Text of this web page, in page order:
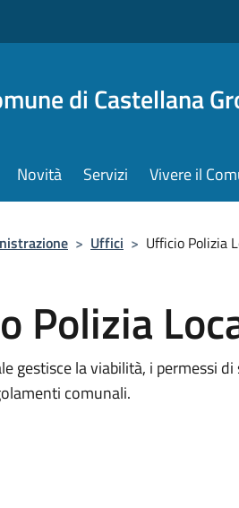
di Castellana
Novità Servizi Vivere il
> Uffici > Ufficio Polizia
Polizia
gestisce la viabilità, i permessi
comunali.